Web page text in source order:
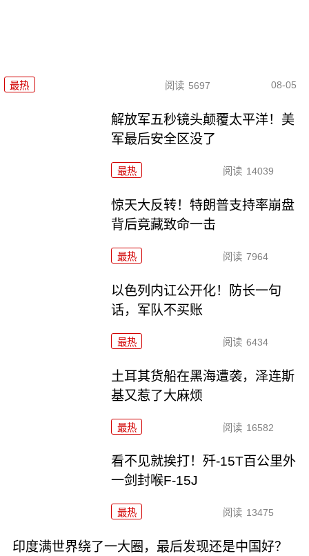
最热 阅读 5697 08-05
解放军五秒镜头颠覆太平洋！美
军最后安全区没了
最热 阅读 14039
惊天大反转！特朗普支持率崩盘
背后竟藏致命一击
最热 阅读 7964
以色列内讧公开化！防长一句
话，军队不买账
最热 阅读 6434
土耳其货船在黑海遭袭，泽连斯
基又惹了大麻烦
最热 阅读 16582
看不见就挨打！歼-15T百公里外
一剑封喉F-15J
最热 阅读 13475
印度满世界绕了一大圈，最后发现还是中国好？